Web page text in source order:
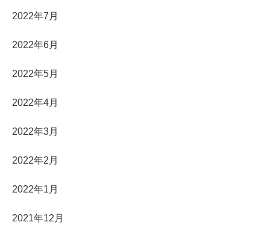
2022年7月
2022年6月
2022年5月
2022年4月
2022年3月
2022年2月
2022年1月
2021年12月